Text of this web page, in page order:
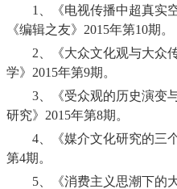
1、
《电视传播中超真实
《编辑之友》 2015年第10期。
2、
《大众文化观与大众
学》 2015年第9期。
3、
《受众观的历史演变
研究》 2015年第8期。
4、
《媒介文化研究的三
第4期。
5、
《消费主义思潮下的